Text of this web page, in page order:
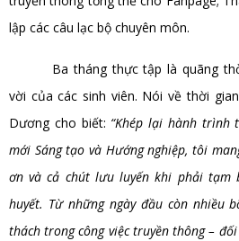
lập các câu lạc bộ chuyên môn.
Ba tháng thực tập là quãng
vời của các sinh viên. Nói về thời
Dương cho biết: “Khép lại hành
mới Sáng tạo và Hướng nghiệp, tôi
ơn và cả chút lưu luyến khi phải tạm
huyết. Từ những ngày đầu còn nhiều
thách trong công việc truyền thông –